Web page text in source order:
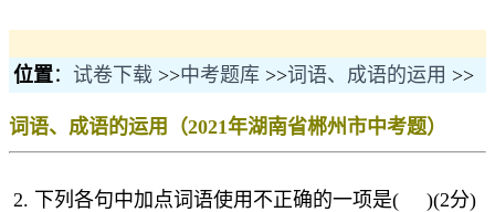
位置： 试卷下载 >>中考题库 >>词语、成语的运用 >>
词语、成语的运用（2021年湖南省郴州市中考题）
2. 下列各句中加点词语使用不正确的一项是( )(2分)